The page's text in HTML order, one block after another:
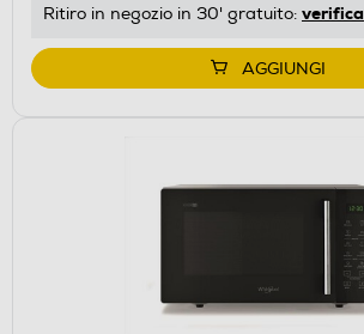
Ritiro in negozio in 30' gratuito: verifica
AGGIUNGI